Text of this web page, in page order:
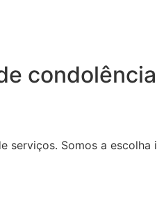
serviços. Somos a escolha